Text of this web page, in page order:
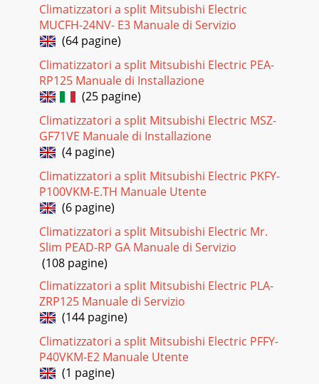
Climatizzatori a split Mitsubishi Electric
MUCFH-24NV- E3 Manuale di Servizio
(64 pagine)
Climatizzatori a split Mitsubishi Electric PEA-
RP125 Manuale di Installazione
(25 pagine)
Climatizzatori a split Mitsubishi Electric MSZ-
GF71VE Manuale di Installazione
(4 pagine)
Climatizzatori a split Mitsubishi Electric PKFY-
P100VKM-E.TH Manuale Utente
(6 pagine)
Climatizzatori a split Mitsubishi Electric Mr.
Slim PEAD-RP GA Manuale di Servizio
(108 pagine)
Climatizzatori a split Mitsubishi Electric PLA-
ZRP125 Manuale di Servizio
(144 pagine)
Climatizzatori a split Mitsubishi Electric PFFY-
P40VKM-E2 Manuale Utente
(1 pagine)